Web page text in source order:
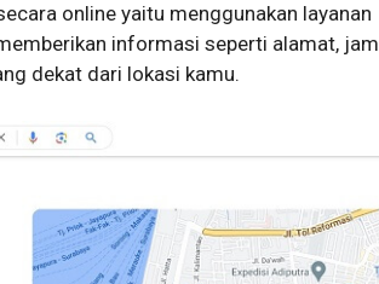
online yaitu menggunakan layanan
informasi seperti alamat, jam
dekat dari lokasi kamu.